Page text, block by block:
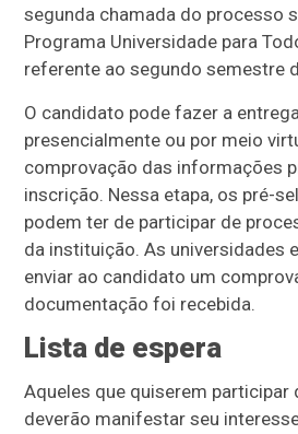
segunda chamada do processo
Programa Universidade para
referente ao segundo semestre
O candidato pode fazer a
presencialmente ou por meio
comprovação das informações
inscrição. Nessa etapa, os pré-
podem ter de participar de
da instituição. As universidades
enviar ao candidato um
documentação foi recebida.
Lista de espera
Aqueles que quiserem participar
deverão manifestar seu